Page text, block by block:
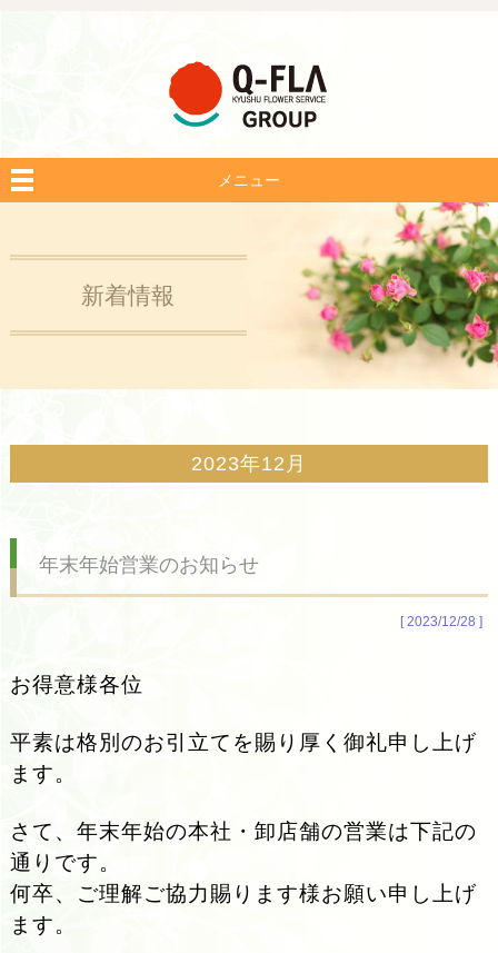
メニュー
新着情報
2023年12月
年末年始営業のお知らせ
[ 2023/12/28 ]
お得意様各位
平素は格別のお引立てを賜 り厚く御礼申し上げ
ます。
さて、年末年始の本社・卸店舗の営業は下記の
通りです。
何卒、ご理解ご協力賜ります様お願い申し上げ
ます。